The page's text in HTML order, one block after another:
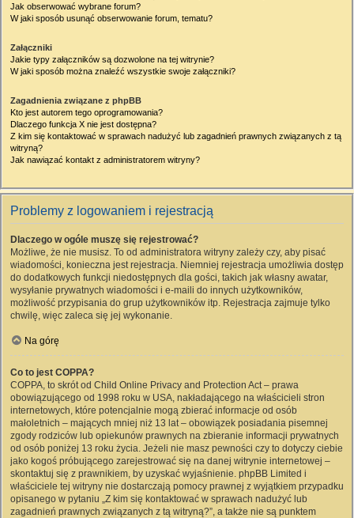
Jak obserwować wybrane forum?
W jaki sposób usunąć obserwowanie forum, tematu?
Załączniki
Jakie typy załączników są dozwolone na tej witrynie?
W jaki sposób można znaleźć wszystkie swoje załączniki?
Zagadnienia związane z phpBB
Kto jest autorem tego oprogramowania?
Dlaczego funkcja X nie jest dostępna?
Z kim się kontaktować w sprawach nadużyć lub zagadnień prawnych związanych z tą
witryną?
Jak nawiązać kontakt z administratorem witryny?
Problemy z logowaniem i rejestracją
Dlaczego w ogóle muszę się rejestrować?
Możliwe, że nie musisz. To od administratora witryny zależy czy, aby pisać
wiadomości, konieczna jest rejestracja. Niemniej rejestracja umożliwia dostęp
do dodatkowych funkcji niedostępnych dla gości, takich jak własny awatar,
wysyłanie prywatnych wiadomości i e-maili do innych użytkowników,
możliwość przypisania do grup użytkowników itp. Rejestracja zajmuje tylko
chwilę, więc zaleca się jej wykonanie.
Na górę
Co to jest COPPA?
COPPA, to skrót od Child Online Privacy and Protection Act – prawa
obowiązującego od 1998 roku w USA, nakładającego na właścicieli stron
internetowych, które potencjalnie mogą zbierać informacje od osób
małoletnich – mających mniej niż 13 lat – obowiązek posiadania pisemnej
zgody rodziców lub opiekunów prawnych na zbieranie informacji prywatnych
od osób poniżej 13 roku życia. Jeżeli nie masz pewności czy to dotyczy ciebie
jako kogoś próbującego zarejestrować się na danej witrynie internetowej –
skontaktuj się z prawnikiem, by uzyskać wyjaśnienie. phpBB Limited i
właściciele tej witryny nie dostarczają pomocy prawnej z wyjątkiem przypadku
opisanego w pytaniu „Z kim się kontaktować w sprawach nadużyć lub
zagadnień prawnych związanych z tą witryną?”, a także nie są punktem